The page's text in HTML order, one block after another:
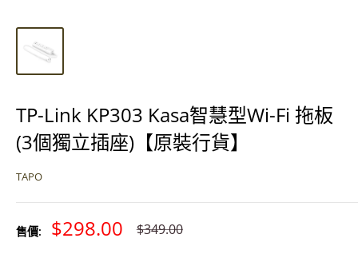
TP-Link KP303 Kasa智慧型Wi-Fi 拖板
(3個獨立插座)【原裝行貨】
TAPO
售價: 特
$298.00 原
價
$349.00